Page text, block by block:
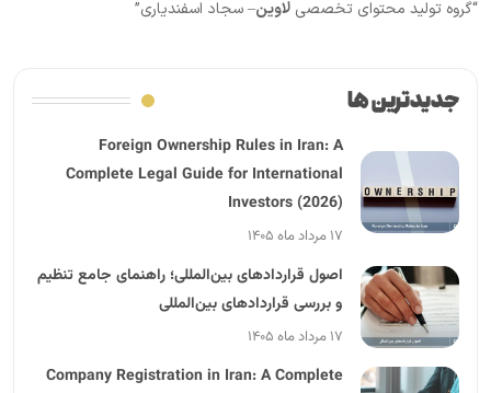
“گروه تولید محتوای تخصصی لاوین– سجاد اسفندیاری”
جدیدترین ها
Foreign Ownership Rules in Iran: A
Complete Legal Guide for International
Investors (2026)
۱۷ مرداد ماه ۱۴۰۵
اصول قراردادهای بین‌المللی؛ راهنمای جامع تنظیم
و بررسی قراردادهای بین‌المللی
۱۷ مرداد ماه ۱۴۰۵
Company Registration in Iran: A Complete